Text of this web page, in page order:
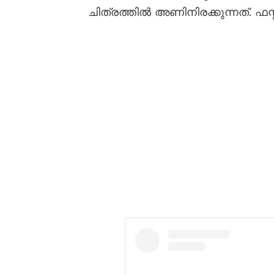
ചിത്രത്തില്‍ അണിനിരക്കുന്നത്.